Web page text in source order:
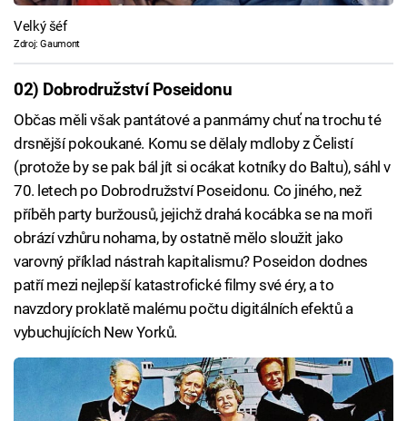
Velký šéf
Zdroj: Gaumont
02) Dobrodružství Poseidonu
Občas měli však pantátové a panmámy chuť na trochu té
drsnější pokoukané. Komu se dělaly mdloby z Čelistí
(protože by se pak bál jít si ocákat kotníky do Baltu), sáhl v
70. letech po Dobrodružství Poseidonu. Co jiného, než
příběh party buržousů, jejichž drahá kocábka se na moři
obrází vzhůru nohama, by ostatně mělo sloužit jako
varovný příklad nástrah kapitalismu? Poseidon dodnes
patří mezi nejlepší katastrofické filmy své éry, a to
navzdory proklatě malému počtu digitálních efektů a
vybuchujících New Yorků.